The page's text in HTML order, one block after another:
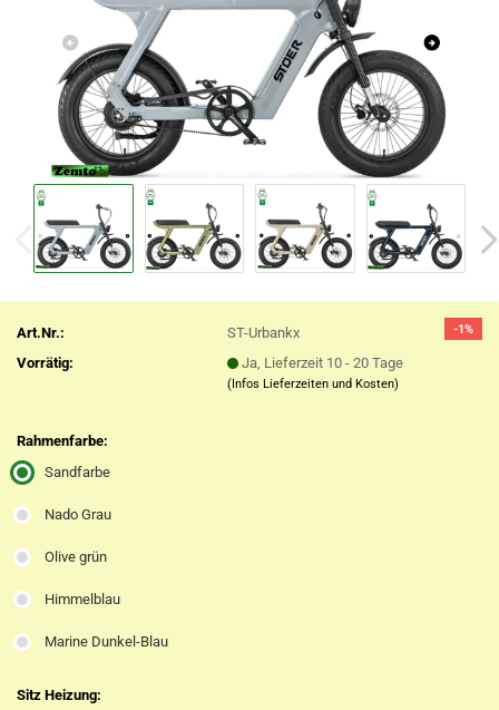
-1%
Art.Nr.:
ST-Urbankx
Vorrätig:
Ja, Lieferzeit 10 - 20 Tage
(Infos Lieferzeiten und Kosten)
Rahmenfarbe:
Sandfarbe
Nado Grau
Olive grün
Himmelblau
Marine Dunkel-Blau
Sitz Heizung: